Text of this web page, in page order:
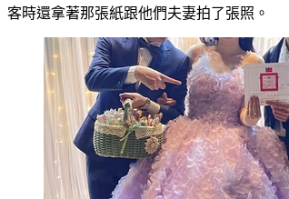
客時還拿著那張紙跟他們夫妻拍了張照。